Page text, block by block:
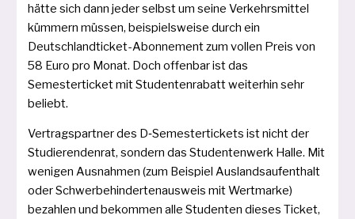
hät­te sich dann jeder selbst um sei­ne Verkehrsmittel
küm­mern müs­sen, bei­spiels­wei­se durch ein
Deutschlandticket-Abonnement zum vol­len Preis von
58 Euro pro Monat. Doch offen­bar ist das
Semesterticket mit Studentenrabatt wei­ter­hin sehr
beliebt.
Vertragspartner des D‑Semestertickets ist nicht der
Studierendenrat, son­dern das Studentenwerk Halle. Mit
weni­gen Ausnahmen (zum Beispiel Auslandsaufenthalt
oder Schwerbehindertenausweis mit Wertmarke)
bezah­len und bekom­men alle Studenten die­ses Ticket,